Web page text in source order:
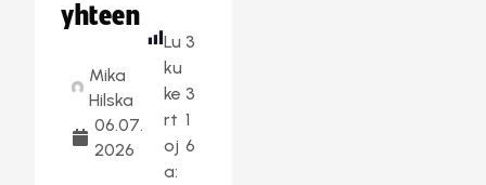
yhteen
Mika
Hilska
06.07.
2026
Lu
ku
ke
rt
oj
a:
3
3
1
6